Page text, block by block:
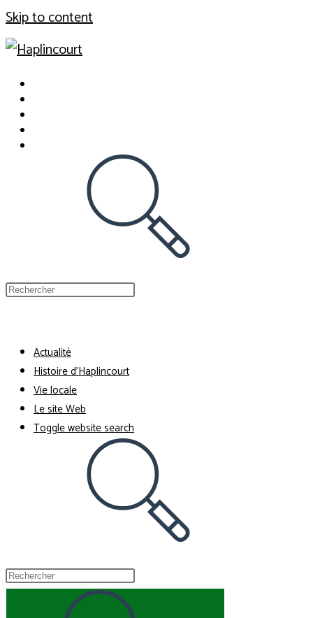
Skip to content
Actualité
Histoire d’Haplincourt
Vie locale
Le site Web
Toggle website search